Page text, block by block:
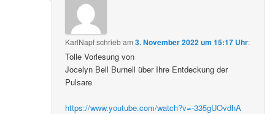
KarlNapfschriebam3. November 2022 um 15:17 Uhr:
Tolle Vorlesung von
Jocelyn Bell Burnell über Ihre Entdeckung der
Pulsare
https://www.youtube.com/watch?v=-335gUOvdhA